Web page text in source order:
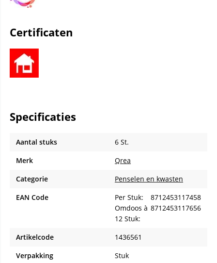
Certificaten
Specificaties
Aantal stuks
6 St.
Merk
Qrea
Categorie
Penselen en kwasten
EAN Code
Per Stuk:
8712453117458
Omdoos à
12 Stuk:
8712453117656
Artikelcode
1436561
Verpakking
Stuk